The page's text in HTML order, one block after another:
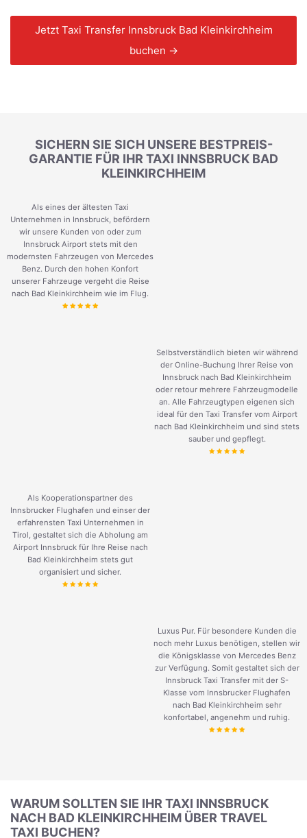
Jetzt Taxi Transfer Innsbruck Bad Kleinkirchheim
buchen →
SICHERN SIE SICH UNSERE BESTPREIS-
GARANTIE FÜR IHR TAXI INNSBRUCK BAD
KLEINKIRCHHEIM
Als eines der ältesten Taxi
Unternehmen in Innsbruck, befördern
wir unsere Kunden von oder zum
Innsbruck Airport stets mit den
modernsten Fahrzeugen von Mercedes
Benz. Durch den hohen Konfort
unserer Fahrzeuge vergeht die Reise
nach Bad Kleinkirchheim wie im Flug.
Selbstverständlich bieten wir während
der Online-Buchung Ihrer Reise von
Innsbruck nach Bad Kleinkirchheim
oder retour mehrere Fahrzeugmodelle
an. Alle Fahrzeugtypen eigenen sich
ideal für den Taxi Transfer vom Airport
nach Bad Kleinkirchheim und sind stets
sauber und gepflegt.
Als Kooperationspartner des
Innsbrucker Flughafen und einser der
erfahrensten Taxi Unternehmen in
Tirol, gestaltet sich die Abholung am
Airport Innsbruck für Ihre Reise nach
Bad Kleinkirchheim stets gut
organisiert und sicher.
Luxus Pur. Für besondere Kunden die
noch mehr Luxus benötigen, stellen wir
die Königsklasse von Mercedes Benz
zur Verfügung. Somit gestaltet sich der
Innsbruck Taxi Transfer mit der S-
Klasse vom Innsbrucker Flughafen
nach Bad Kleinkirchheim sehr
konfortabel, angenehm und ruhig.
WARUM SOLLTEN SIE IHR TAXI INNSBRUCK
NACH BAD KLEINKIRCHHEIM ÜBER TRAVEL
TAXI BUCHEN?